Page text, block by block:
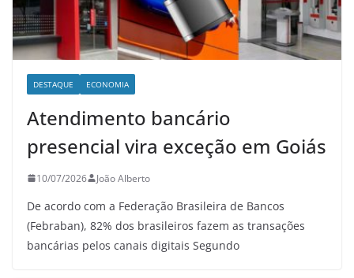
DESTAQUE ECONOMIA
Atendimento bancário
presencial vira exceção em Goiás
10/07/2026 João Alberto
De acordo com a Federação Brasileira de Bancos
(Febraban), 82% dos brasileiros fazem as transações
bancárias pelos canais digitais Segundo